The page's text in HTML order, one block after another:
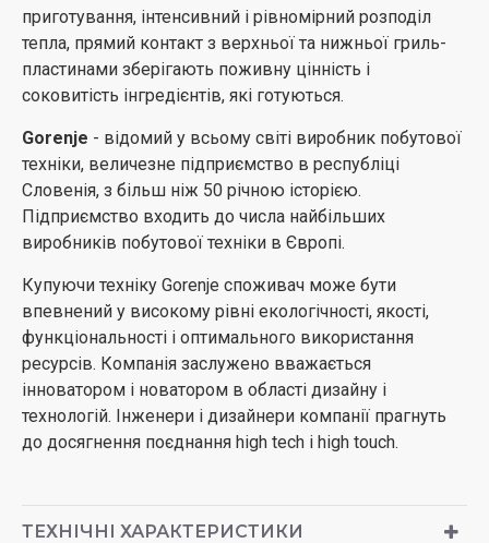
приготування, інтенсивний і рівномірний розподіл
тепла, прямий контакт з верхньої та нижньої гриль-
пластинами зберігають поживну цінність і
соковитість інгредієнтів, які готуються.
Gorenje - відомий у всьому світі виробник побутової
техніки, величезне підприємство в республіці
Словенія, з більш ніж 50 річною історією.
Підприємство входить до числа найбільших
виробників побутової техніки в Європі.
Купуючи техніку Gorenje споживач може бути
впевнений у високому рівні екологічності, якості,
функціональності і оптимального використання
ресурсів. Компанія заслужено вважається
інноватором і новатором в області дизайну і
технологій. Інженери і дизайнери компанії прагнуть
до досягнення поєднання high tech і high touch.
ТЕХНІЧНІ ХАРАКТЕРИСТИКИ